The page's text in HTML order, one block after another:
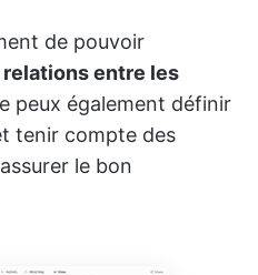
de pouvoir
entre les
peux également définir
tenir compte des
le bon